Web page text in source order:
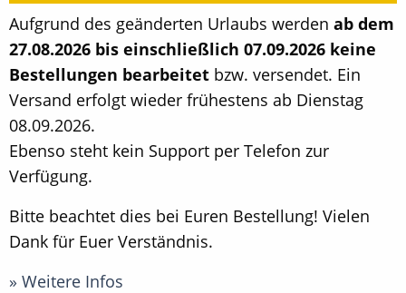
Aufgrund des geänderten Urlaubs werden ab dem
27.08.2026 bis einschließlich 07.09.2026 keine
Bestellungen bearbeitet bzw. versendet. Ein
Versand erfolgt wieder frühestens ab Dienstag
08.09.2026.
Ebenso steht kein Support per Telefon zur
Verfügung.
Bitte beachtet dies bei Euren Bestellung! Vielen
Dank für Euer Verständnis.
» Weitere Infos